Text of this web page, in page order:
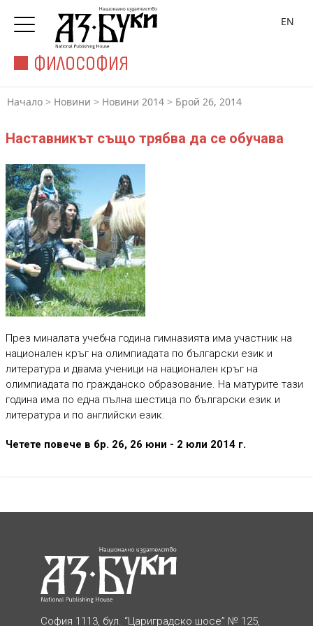
ФИЛОСОФИЯ
EN
Начало > Новини > Новини 2014 > Брой 26, 2014
Наставникът също трябва да се обучава
През миналата учебна година гимназията има участник на
национален кръг на олимпиадата по български език и
литература и двама ученици на национален кръг на
олимпиадата по гражданско образование. На матурите тази
година има по една пълна шестица по български език и
литература и по английски език.
Четете повече в бр. 26, 26 юни - 2 юли 2014 г.
София 1113, бул. “Цариградско шосе” № 125,